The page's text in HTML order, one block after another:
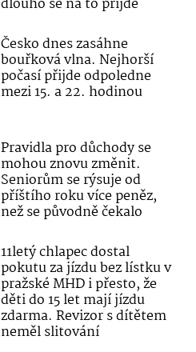
Česko dnes zasáhne
bouřková vlna. Nejhorší
počasí přijde odpoledne
mezi 15. a 22. hodinou
Pravidla pro důchody se
mohou znovu změnit.
Seniorům se rýsuje od
příštího roku více peněz,
než se původně čekalo
11letý chlapec dostal
pokutu za jízdu bez lístku v
pražské MHD i přesto, že
děti do 15 let mají jízdu
zdarma. Revizor s dítětem
neměl slitování